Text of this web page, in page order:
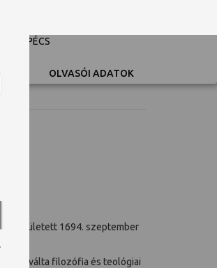
OF PÉCS
OLVASÓI ADATOK
született 1694. szeptember
filozófia és teológiai